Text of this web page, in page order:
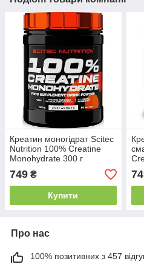
Креатин моногідрат Scitec
Nutrition 100% Creatine
Monohydrate 300 г
749 ₴
Купити
г
Про нас
100% позитивних з 457